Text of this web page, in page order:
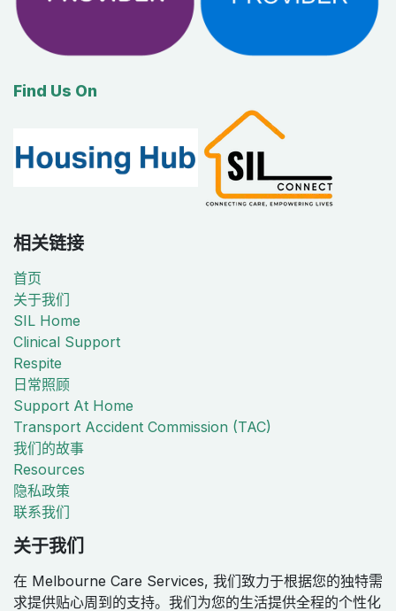
Find Us On
相关链接
首页
关于我们
SIL Home
Clinical Support
Respite
日常照顾
Support At Home
Transport Accident Commission (TAC)
我们的故事
Resources
隐私政策
联系我们
关于我们
在 Melbourne Care Services, 我们致力于根据您的独特需
求提供贴心周到的支持。我们为您的生活提供全程的个性化